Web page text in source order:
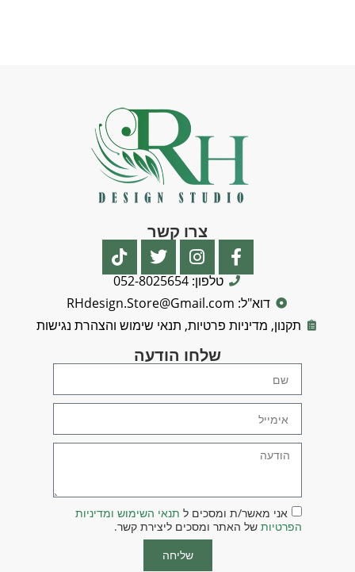
צרו קשר
טלפון: 052-8025654
דוא"ל: RHdesign.Store@Gmail.com
תקנון, מדיניות פרטיות, תנאי שימוש והצהרת נגישות
שלחו הודעה
אני מאשר/ת ומסכים ל תנאי השימוש ומדיניות
הפרטיות של האתר ומסכים ליצירת קשר.
שליחה